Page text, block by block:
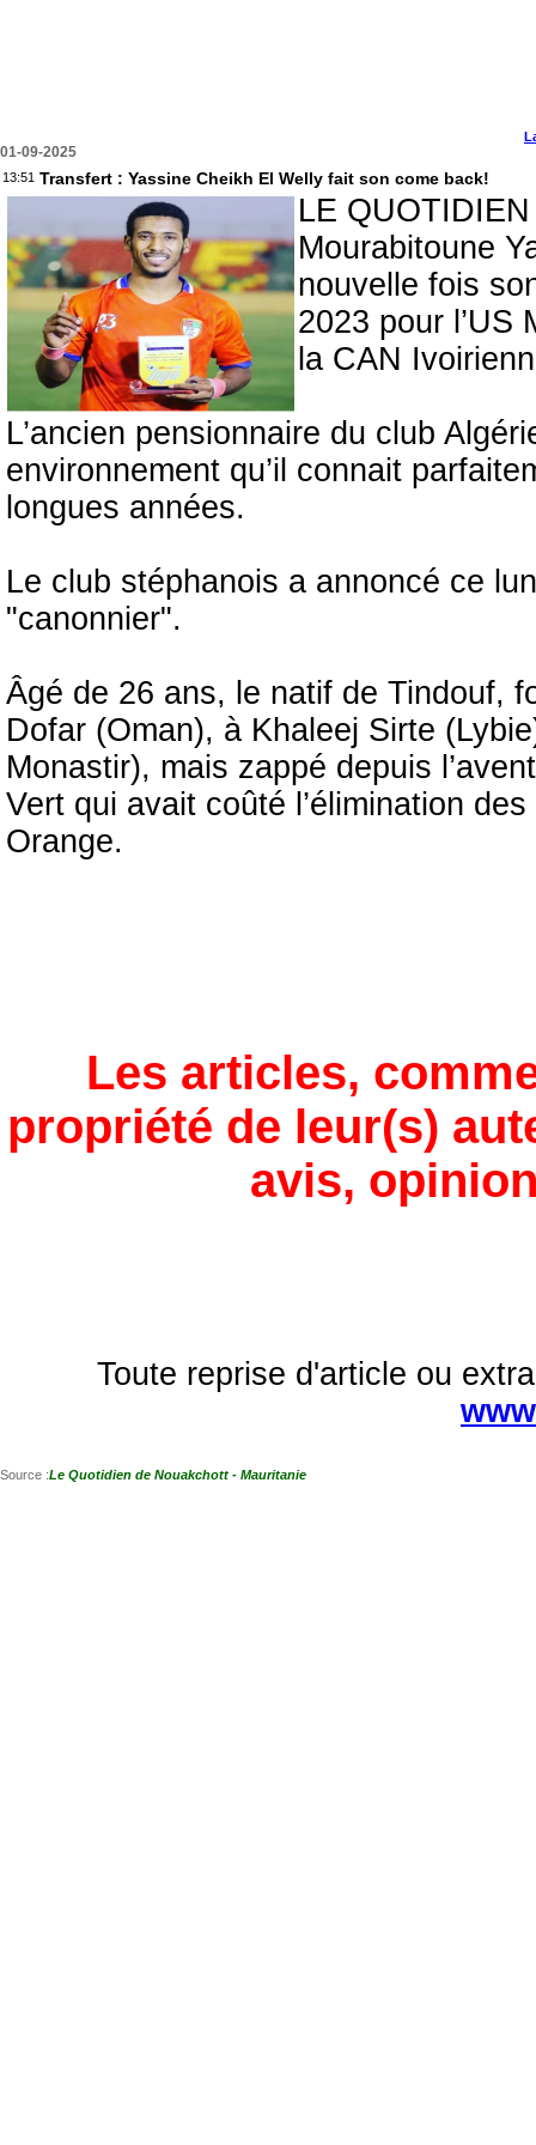
01-09-2025
13:51 Transfert : Yassine Cheikh El Welly fait son come back!
LE
Mourabitoune
nouvelle fois
2023 pour l’US
la CAN
L’ancien pensionnaire du club
environnement qu’il connait
longues années.
Le club stéphanois a annoncé ce
"canonnier".
Âgé de 26 ans, le natif de Tindouf,
Dofar (Oman), à Khaleej Sirte
Monastir), mais zappé depuis
Vert qui avait coûté l’élimination
Orange.
Les articles,
propriété de leur(s)
avis,
Toute reprise d'article ou
Source :Le Quotidien de Nouakchott - Mauritanie